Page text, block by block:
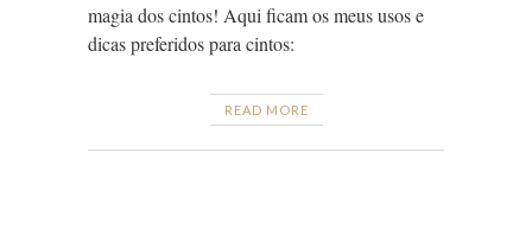
magia dos cintos! Aqui ficam os meus usos e
dicas preferidos para cintos:
READ MORE